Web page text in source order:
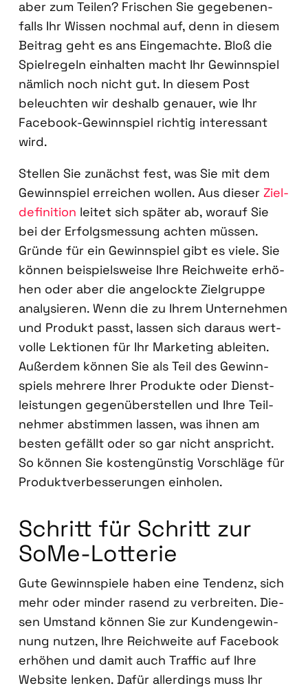
aber zum Tei­len? Fri­schen Sie gege­be­nen­
falls Ihr Wis­sen noch­mal auf, denn in die­sem
Bei­trag geht es ans Ein­ge­mach­te. Bloß die
Spiel­re­geln ein­hal­ten macht Ihr Gewinn­spiel
näm­lich noch nicht gut. In die­sem Post
beleuch­ten wir des­halb genau­er, wie Ihr
Face­book-Gewinn­spiel rich­tig inter­es­sant
wird.
Stel­len Sie zunächst fest, was Sie mit dem
Gewinn­spiel errei­chen wol­len. Aus die­ser Ziel­
de­fi­ni­ti­on lei­tet sich spä­ter ab, wor­auf Sie
bei der Erfolgs­mes­sung ach­ten müs­sen.
Grün­de für ein Gewinn­spiel gibt es vie­le. Sie
kön­nen bei­spiels­wei­se Ihre Reich­wei­te erhö­
hen oder aber die ange­lock­te Ziel­grup­pe
ana­ly­sie­ren. Wenn die zu Ihrem Unter­neh­men
und Pro­dukt passt, las­sen sich dar­aus wert­
vol­le Lek­tio­nen für Ihr Mar­ke­ting ablei­ten.
Außer­dem kön­nen Sie als Teil des Gewinn­
spiels meh­re­re Ihrer Pro­duk­te oder Dienst­
leis­tun­gen gegen­über­stel­len und Ihre Teil­
neh­mer abstim­men las­sen, was ihnen am
bes­ten gefällt oder so gar nicht anspricht.
So kön­nen Sie kos­ten­güns­tig Vor­schlä­ge für
Pro­dukt­ver­bes­se­run­gen ein­ho­len.
Schritt für Schritt zur
SoMe-Lot­te­rie
Gute Gewinn­spie­le haben eine Ten­denz, sich
mehr oder min­der rasend zu ver­brei­ten. Die­
sen Umstand kön­nen Sie zur Kun­den­ge­win­
nung nut­zen, Ihre Reich­wei­te auf Face­book
erhö­hen und damit auch Traf­fic auf Ihre
Web­site len­ken. Dafür aller­dings muss Ihr